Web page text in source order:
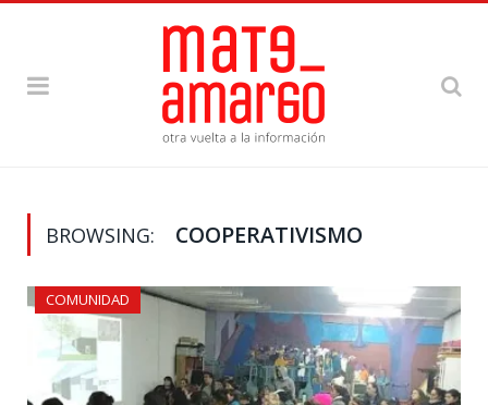
BROWSING: COOPERATIVISMO
COMUNIDAD